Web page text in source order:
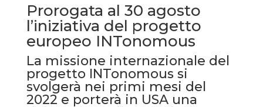
Prorogata al 30 agosto
l’iniziativa del progetto
europeo INTonomous
La missione internazionale del
progetto INTonomous si
svolgerà nei primi mesi del
2022 e porterà in USA una